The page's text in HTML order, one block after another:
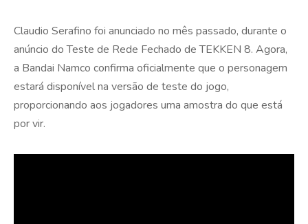
Claudio Serafino foi anunciado no mês passado, durante o
anúncio do Teste de Rede Fechado de TEKKEN 8. Agora,
a Bandai Namco confirma oficialmente que o personagem
estará disponível na versão de teste do jogo,
proporcionando aos jogadores uma amostra do que está
por vir.